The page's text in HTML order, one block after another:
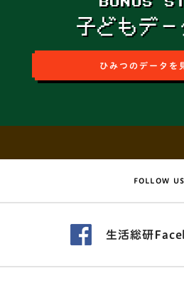
BONUS
子どもデ
ひみつのデータを
FOLLOW US
生活総研